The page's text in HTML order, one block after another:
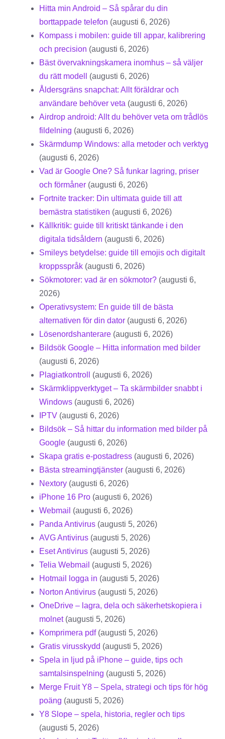
Hitta min Android – Så spårar du din
borttappade telefon (augusti 6, 2026)
Kompass i mobilen: guide till appar, kalibrering
och precision (augusti 6, 2026)
Bäst övervakningskamera inomhus – så väljer
du rätt modell
(augusti 6, 2026)
Åldersgräns snapchat: Allt föräldrar och
användare behöver veta (augusti 6, 2026)
Airdrop android: Allt du behöver veta om trådlös
fildelning (augusti 6, 2026)
Skärmdump Windows: alla metoder och verktyg
(augusti 6, 2026)
Vad är Google One? Så funkar lagring, priser
och förmåner (augusti 6, 2026)
Fortnite tracker: Din ultimata guide till att
bemästra statistiken (augusti 6, 2026)
Källkritik: guide till kritiskt tänkande i den
digitala tidsåldern (augusti 6, 2026)
Smileys betydelse: guide till emojis och digitalt
kroppsspråk (augusti 6, 2026)
Sökmotorer: vad är en sökmotor? (augusti 6,
2026)
Operativsystem: En guide till de bästa
alternativen för din dator (augusti 6, 2026)
Lösenordshanterare (augusti 6, 2026)
Bildsök Google – Hitta information med bilder
(augusti 6, 2026)
Plagiatkontroll
(augusti 6, 2026)
Skärmklippverktyget – Ta skärmbilder snabbt i
Windows (augusti 6, 2026)
IPTV (augusti 6, 2026)
Bildsök – Så hittar du information med bilder på
Google (augusti 6, 2026)
Skapa gratis e-postadress (augusti 6, 2026)
Bästa streamingtjänster (augusti 6, 2026)
Nextory (augusti 6, 2026)
iPhone 16 Pro (augusti 6, 2026)
Webmail (augusti 6, 2026)
Panda Antivirus (augusti 5, 2026)
AVG Antivirus (augusti 5, 2026)
Eset Antivirus (augusti 5, 2026)
Telia Webmail (augusti 5, 2026)
Hotmail logga in (augusti 5, 2026)
Norton Antivirus (augusti 5, 2026)
OneDrive – lagra, dela och säkerhetskopiera i
molnet (augusti 5, 2026)
Komprimera pdf (augusti 5, 2026)
Gratis virusskydd (augusti 5, 2026)
Spela in ljud på iPhone – guide, tips och
samtalsinspelning (augusti 5, 2026)
Merge Fruit Y8 – Spela, strategi och tips för hög
poäng (augusti 5, 2026)
Y8 Slope – spela, historia, regler och tips
(augusti 5, 2026)